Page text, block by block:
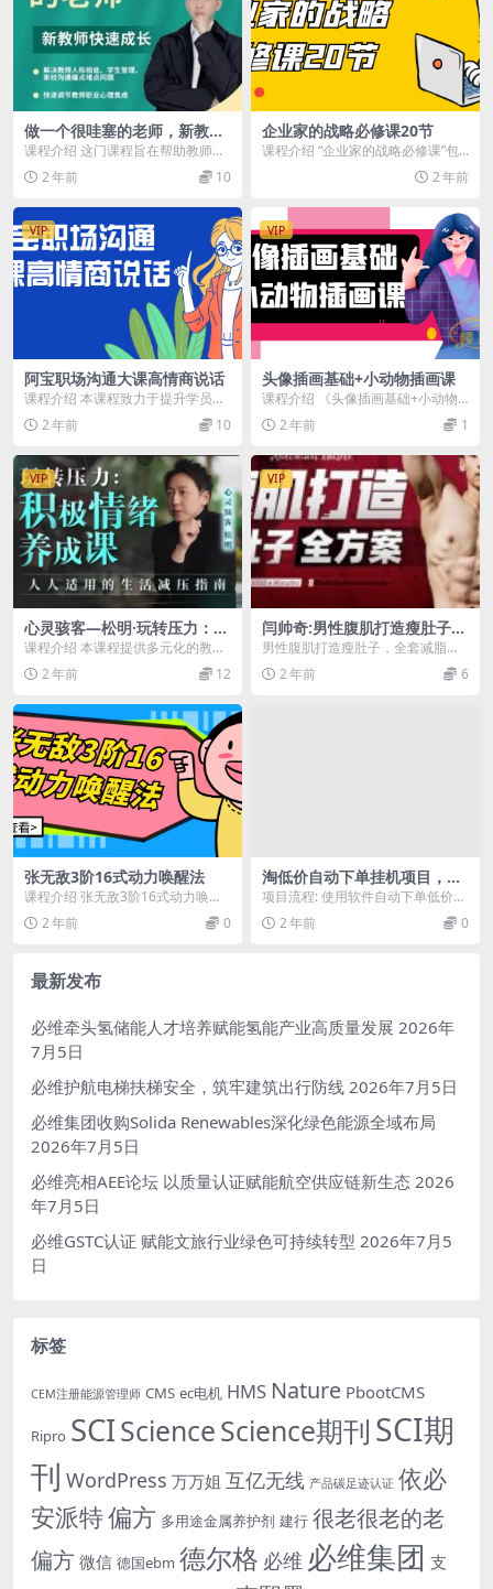
做一个很哇塞的老师，新教师
快速成长-边疆小白杨
课程介绍 这门课程旨在帮助教师快
速成长，成为备受学生喜爱的优秀
教师。学员将学习教...
2 年前 10
企业家的战略必修课20节
课程介绍 “企业家的战略必修课”包
含20节精华课程，专为企业家和管
2 年前
VIP
阿宝职场沟通大课高情商说话
课程介绍 本课程致力于提升学员的
职场沟通技巧和情商，包括有效沟
通、情绪管理、人际...
2 年前 10
VIP
头像插画基础+小动物插画课
课程介绍 《头像插画基础+小动物
插画课》专为插画爱好者设计，涵
盖头像设计与小动物...
2 年前 1
VIP
心灵骇客—松明·玩转压力：积
极情绪养成课
课程介绍 本课程提供多元化的教育
内容，帮助用户学习如何应对压
力、培养积极情绪。涵...
2 年前 12
VIP
闫帅奇:男性腹肌打造瘦肚子全
方案
男性腹肌打造瘦肚子，全套减脂增
肌方案 课程介绍 本课程提供男性腹
肌打造和瘦肚子的...
2 年前 6
张无敌3阶16式动力唤醒法
课程介绍 张无敌3阶16式动力唤醒
法课程，通过独特的身体运动与呼
吸技巧，帮助学员...
2 年前 0
淘低价自动下单挂机项目，号
称日赚500+【自动脚本+详细
项目流程: 使用软件自动下单低价产
品(0-0.6)，然后邮寄到合作的快递
点。快递...
2 年前 0
最新发布
必维牵头氢储能人才培养赋能氢能产业高质量发展 2026年
7月5日
必维护航电梯扶梯安全，筑牢建筑出行防线 2026年7月5日
必维集团收购Solida Renewables深化绿色能源全域布局
2026年7月5日
必维亮相AEE论坛 以质量认证赋能航空供应链新生态 2026
年7月5日
必维GSTC认证 赋能文旅行业绿色可持续转型 2026年7月5
日
标签
CEM注册能源管理师 CMS ec电机 HMS Nature PbootCMS
Ripro SCIScienceScience期刊 SCI期
刊 WordPress 万万姐 互亿无线 产品碳足迹认证 依必
安派特偏方 多用途金属养护剂 建行 很老很老的老
偏方 微信 德国ebm 德尔格 必维 必维集团 支